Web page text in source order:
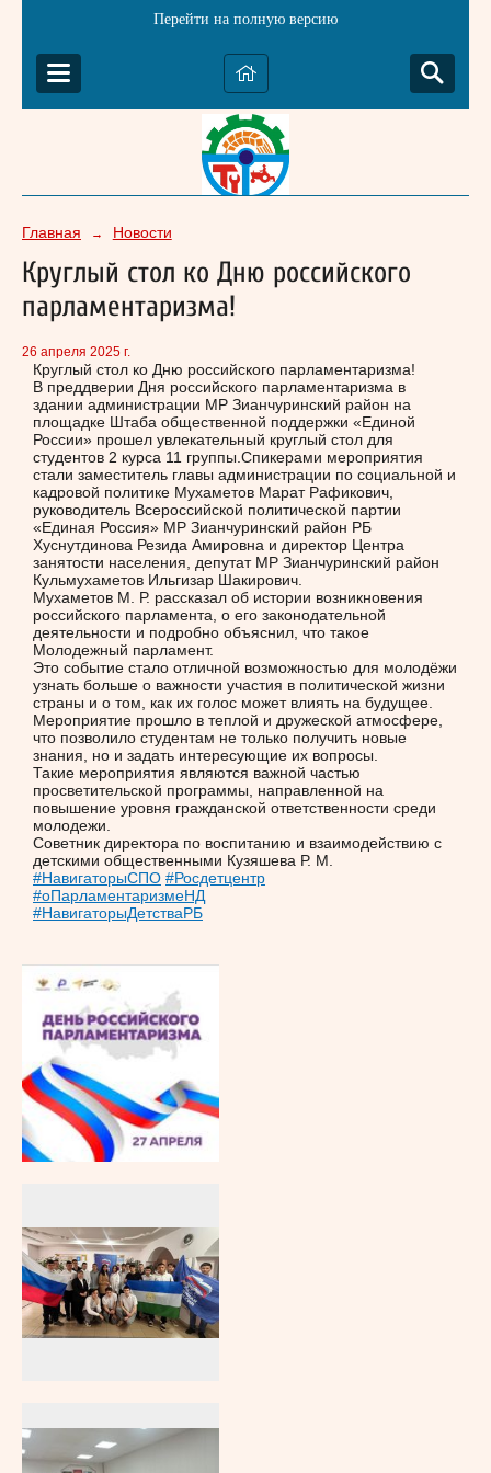
Перейти на полную версию
Главная → Новости
Круглый стол ко Дню российского
парламентаризма!
26 апреля 2025 г.
Круглый стол ко Дню российского парламентаризма!
В преддверии Дня российского парламентаризма в
здании администрации МР Зианчуринский район на
площадке Штаба общественной поддержки «Единой
России» прошел увлекательный круглый стол для
студентов 2 курса 11 группы.Спикерами мероприятия
стали заместитель главы администрации по социальной и
кадровой политике Мухаметов Марат Рафикович,
руководитель Всероссийской политической партии
«Единая Россия» МР Зианчуринский район РБ
Хуснутдинова Резида Амировна и директор Центра
занятости населения, депутат МР Зианчуринский район
Кульмухаметов Ильгизар Шакирович.
Мухаметов М. Р. рассказал об истории возникновения
российского парламента, о его законодательной
деятельности и подробно объяснил, что такое
Молодежный парламент.
Это событие стало отличной возможностью для молодёжи
узнать больше о важности участия в политической жизни
страны и о том, как их голос может влиять на будущее.
Мероприятие прошло в теплой и дружеской атмосфере,
что позволило студентам не только получить новые
знания, но и задать интересующие их вопросы.
Такие мероприятия являются важной частью
просветительской программы, направленной на
повышение уровня гражданской ответственности среди
молодежи.
Советник директора по воспитанию и взаимодействию с
детскими общественными Кузяшева Р. М.
#НавигаторыСПО #Росдетцентр
#оПарламентаризмеНД
#НавигаторыДетстваРБ